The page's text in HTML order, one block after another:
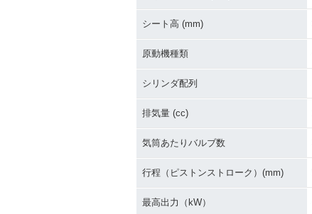
シート高 (mm)
原動機種類
シリンダ配列
排気量 (cc)
気筒あたりバルブ数
行程（ピストンストローク）(mm)
最高出力（kW）